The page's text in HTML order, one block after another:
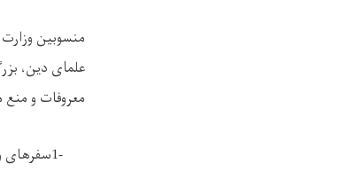
منسوبین
علمای دین،
معروفات و منع
1-سفرهای